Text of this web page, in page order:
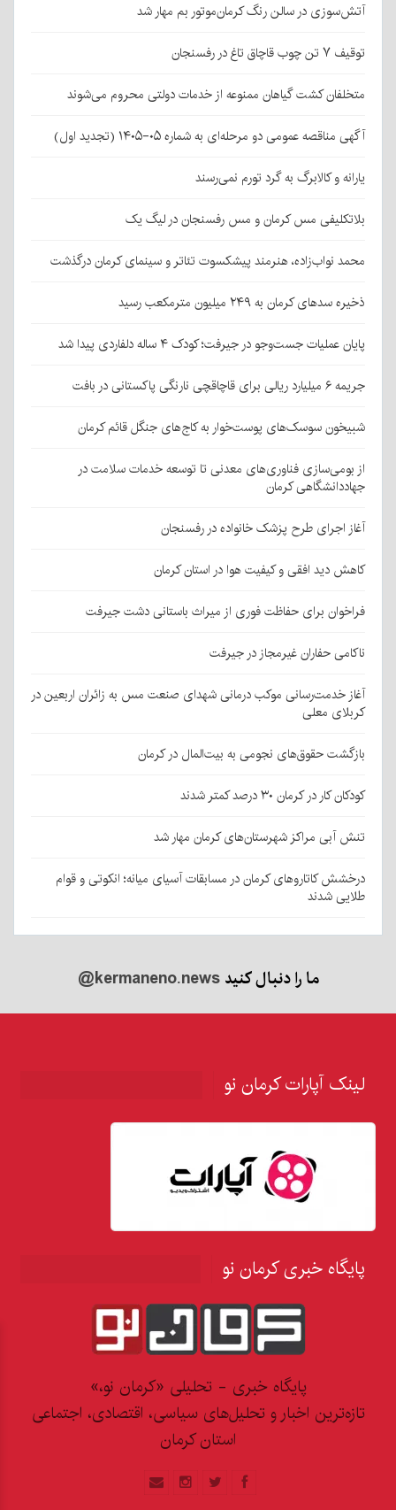
آتش‌سوزی در سالن رنگ کرمان‌موتور بم مهار شد
توقیف ۷ تن چوب قاچاق تاغ در رفسنجان
متخلفان کشت گیاهان ممنوعه از خدمات دولتی محروم می‌شوند
آگهی مناقصه عمومی دو مرحله‌ای به شماره ۰۵-۱۴۰۵ (تجدید اول)
یارانه و کالابرگ به گرد تورم نمی‌رسند
بلاتکلیفی مس کرمان و مس رفسنجان در لیگ یک
محمد نواب‌زاده، هنرمند پیشکسوت تئاتر و سینمای کرمان درگذشت
ذخیره سدهای کرمان به ۲۴۹ میلیون مترمکعب رسید
پایان عملیات جست‌وجو در جیرفت؛ کودک ۴ ساله دلفاردی پیدا شد
جریمه ۶ میلیارد ریالی برای قاچاقچی نارنگی پاکستانی در بافت
شبیخون سوسک‌های پوست‌خوار به کاج‌های جنگل قائم کرمان
از بومی‌سازی فناوری‌های معدنی تا توسعه خدمات سلامت در
جهاددانشگاهی کرمان
آغاز اجرای طرح پزشک خانواده در رفسنجان
کاهش دید افقی و کیفیت هوا در استان کرمان
فراخوان برای حفاظت فوری از میراث باستانی دشت جیرفت
ناکامی حفاران غیرمجاز در جیرفت
آغاز خدمت‌رسانی موکب درمانی شهدای صنعت مس به زائران اربعین در
کربلای معلی
بازگشت حقوق‌های نجومی به بیت‌المال در کرمان
کودکان کار در کرمان ۳۰ درصد کمتر شدند
تنش آبی مراکز شهرستان‌های کرمان مهار شد
درخشش کاتاروهای کرمان در مسابقات آسیای میانه؛ انکوتی و قوام
طلایی شدند
ما را دنبال کنید@kermaneno.news
لینک آپارات کرمان نو
پایگاه خبری کرمان نو
پایگاه خبری - تحلیلی «کرمان نو،»
تازه‌ترین اخبار و تحلیل‌های سیاسی، اقتصادی، اجتماعی
استان کرمان